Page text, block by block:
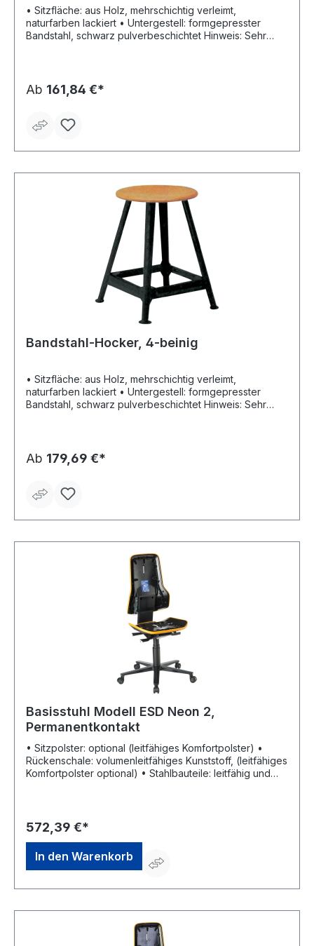
• Sitzfläche: aus Holz, mehrschichtig verleimt,
naturfarben lackiert • Untergestell: formgepresster
Bandstahl, schwarz pulverbeschichtet Hinweis: Sehr
Ab 161,84 €*
Bandstahl-Hocker, 4-beinig
• Sitzfläche: aus Holz, mehrschichtig verleimt,
naturfarben lackiert • Untergestell: formgepresster
Bandstahl, schwarz pulverbeschichtet Hinweis: Sehr
Ab 179,69 €*
Basisstuhl Modell ESD Neon 2,
Permanentkontakt
• Sitzpolster: optional (leitfähiges Komfortpolster) •
Rückenschale: volumenleitfähiges Kunststoff, (leitfähiges
Komfortpolster optional) • Stahlbauteile: leitfähig und
Permanentkontakt: begleitet die Bewegungen des
Oberkörpers und sorgt dafür, dass der Rücken stets
ideal gestützt bleibt • Sitzhöhenverstellung •
Sitzneigeverstellung • Sitztiefenverstellung •
Rückenlehnenhöhenverstellung • Gewichtsregulierung
Hinweis: Für eine zuverlässige Entladung sorgt die
572,39 €*
In den Warenkorb